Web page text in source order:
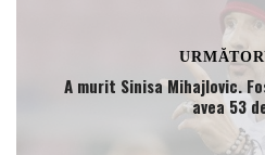
A murit Sinisa Mihajlovic.
avea 53